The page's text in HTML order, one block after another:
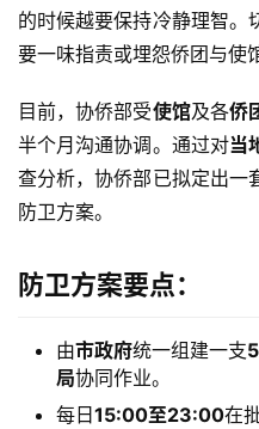
的时候越要保持冷静理智。
要一味指责或埋怨侨团与使
目前，协侨部受使馆及各侨
半个月沟通协调。通过对当
查分析，协侨部已拟定出一
防卫方案。
防卫方案要点：
由市政府统一组建一支
局协同作业。
每日 15:00至23:00在